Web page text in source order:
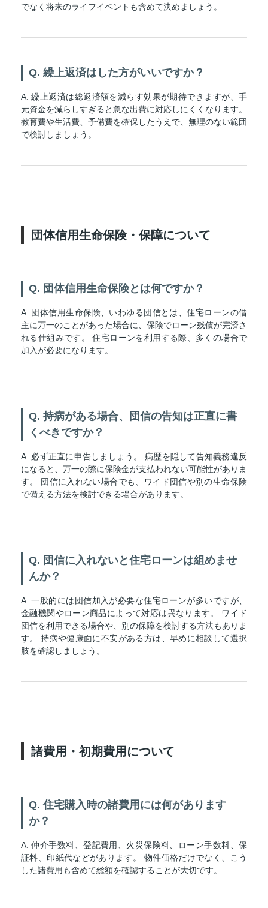
でなく将来のライフイベントも含めて決めましょう。
Q. 繰上返済はした方がいいですか？
A. 繰上返済は総返済額を減らす効果が期待できますが、手
元資金を減らしすぎると急な出費に対応しにくくなります。
教育費や生活費、予備費を確保したうえで、無理のない範囲
で検討しましょう。
団体信用生命保険・保障について
Q. 団体信用生命保険とは何ですか？
A. 団体信用生命保険、いわゆる団信とは、住宅ローンの借
主に万一のことがあった場合に、保険でローン残債が完済さ
れる仕組みです。 住宅ローンを利用する際、多くの場合で
加入が必要になります。
Q. 持病がある場合、団信の告知は正直に書
くべきですか？
A. 必ず正直に申告しましょう。 病歴を隠して告知義務違反
になると、万一の際に保険金が支払われない可能性がありま
す。 団信に入れない場合でも、ワイド団信や別の生命保険
で備える方法を検討できる場合があります。
Q. 団信に入れないと住宅ローンは組めませ
んか？
A. 一般的には団信加入が必要な住宅ローンが多いですが、
金融機関やローン商品によって対応は異なります。 ワイド
団信を利用できる場合や、別の保障を検討する方法もありま
す。 持病や健康面に不安がある方は、早めに相談して選択
肢を確認しましょう。
諸費用・初期費用について
Q. 住宅購入時の諸費用には何があります
か？
A. 仲介手数料、登記費用、火災保険料、ローン手数料、保
証料、印紙代などがあります。 物件価格だけでなく、こう
した諸費用も含めて総額を確認することが大切です。